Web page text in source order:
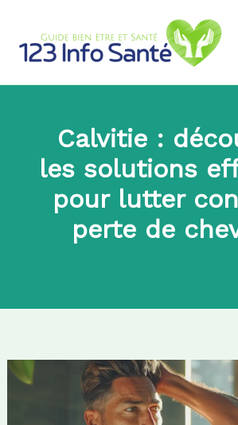
contenu
Calvitie :
les solutions
pour lutter
perte de